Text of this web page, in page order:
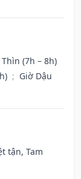
Thìn (7h – 8h)
; Giờ Dậu
tận, Tam